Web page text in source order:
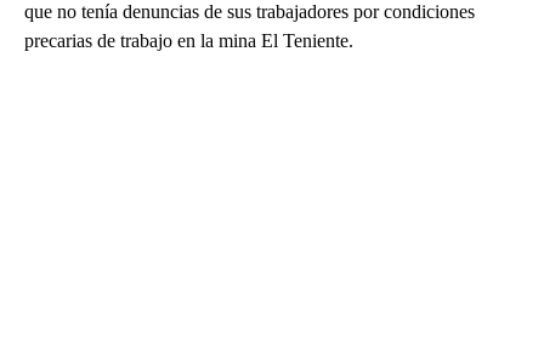
que no tenía denuncias de sus trabajadores por condiciones
precarias de trabajo en la mina El Teniente.